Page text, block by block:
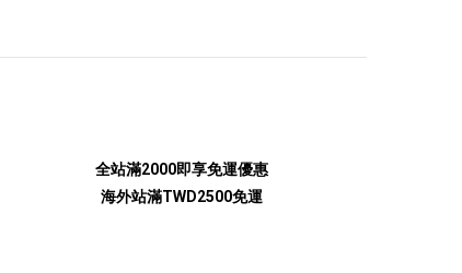
全站滿2000即享免運優惠
海外站滿TWD2500免運